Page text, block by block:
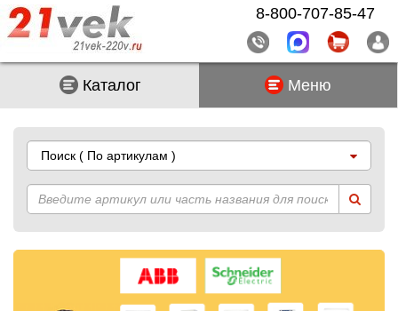
Каталог Меню
Поиск ( По артикулам )
8-800-707-85-47